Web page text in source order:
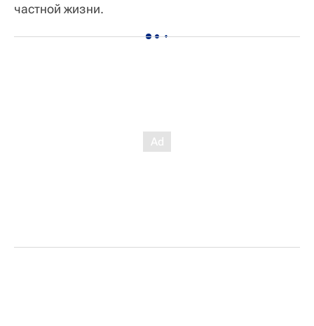
частной жизни.